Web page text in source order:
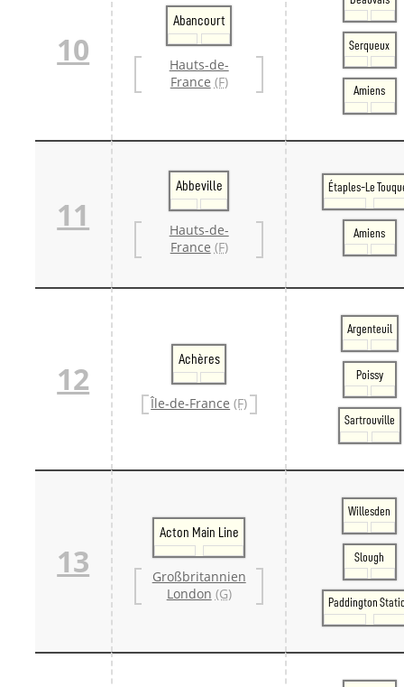
10
Abancourt
Hauts-de-
France (F)
Serqueux
Amiens
11
Abbeville
Hauts-de-
France (F)
Étaples-Le
Amiens
12
Achères
Île-de-France (F)
Argenteuil
Poissy
Sartrouville
13
Acton Main Line
Großbritannien
London (G)
Willesden
Slough
Paddington